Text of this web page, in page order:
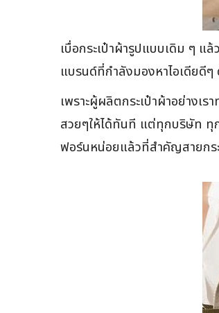
เบื่อกระเป๋าผ้ารูปแบบเดิม ๆ แล้
แบรนด์ที่กำลังมองหาไอเดียดีๆ
เพราะผู้ผลิตกระเป๋าผ้าอย่างเ
สวยๆให้ได้ทันที แต่ทุกบริษัท ทุ
ฟอร์นหน่อยแล้วที่สำคัญสายกร